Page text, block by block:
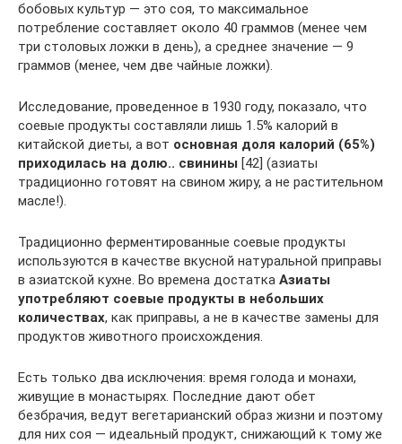
бобовых культур — это соя, то максимальное
потребление составляет около 40 граммов (менее чем
три столовых ложки в день), а среднее значение — 9
граммов (менее, чем две чайные ложки).
Исследование, проведенное в 1930 году, показало, что
соевые продукты составляли лишь 1.5% калорий в
китайской диеты, а вот основная доля калорий (65%)
приходилась на долю.. свинины [42] (азиаты
традиционно готовят на свином жиру, а не растительном
масле!).
Традиционно ферментированные соевые продукты
используются в качестве вкусной натуральной приправы
в азиатской кухне. Во времена достатка Азиаты
употребляют соевые продукты в небольших
количествах, как приправы, а не в качестве замены для
продуктов животного происхождения.
Есть только два исключения: время голода и монахи,
живущие в монастырях. Последние дают обет
безбрачия, ведут вегетарианский образ жизни и поэтому
для них соя — идеальный продукт, снижающий к тому же